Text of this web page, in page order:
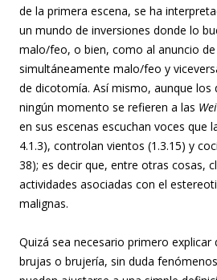
de la primera escena, se ha
un mundo de inversiones donde lo
malo/feo, o bien, como al anuncio
simultáneamente malo/feo y
de dicotomía. Así mismo, aunque los
ningún momento se refieren a las
en sus escenas escuchan voces que
4.1.3), controlan vientos (1.3.15) y
38); es decir que, entre otras cosas,
actividades asociadas con el
malignas.
Quizá sea necesario primero explicar
brujas o brujería, sin duda